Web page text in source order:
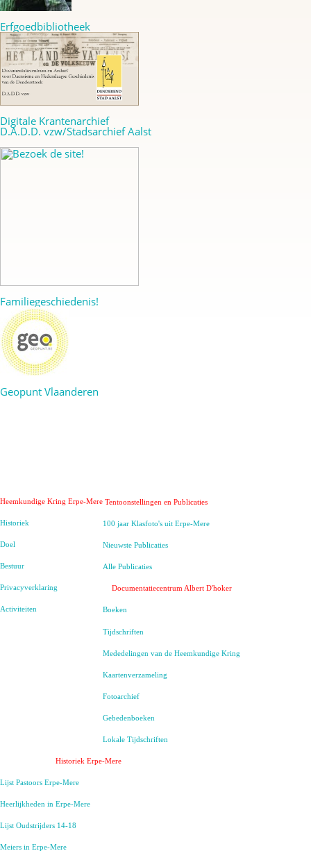
Erfgoedbibliotheek
Digitale Krantenarchief
D.A.D.D. vzw/Stadsarchief Aalst
Familiegeschiedenis!
Geopunt Vlaanderen
Heemkundige Kring Erpe-Mere
Historiek
Doel
Bestuur
Privacyverklaring
Activiteiten
Tentoonstellingen en Publicaties
100 jaar Klasfoto's uit Erpe-Mere
Nieuwste Publicaties
Alle Publicaties
Documentatiecentrum Albert D'hoker
Boeken
Tijdschriften
Mededelingen van de Heemkundige Kring
Kaartenverzameling
Fotoarchief
Gebedenboeken
Lokale Tijdschriften
Historiek Erpe-Mere
Lijst Pastoors Erpe-Mere
Heerlijkheden in Erpe-Mere
Lijst Oudstrijders 14-18
Meiers in Erpe-Mere